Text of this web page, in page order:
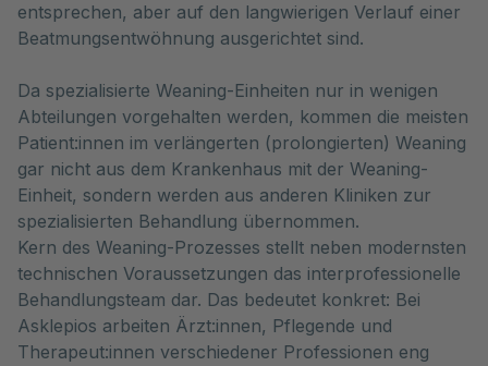
entsprechen, aber auf den langwierigen Verlauf einer
Beatmungsentwöhnung ausgerichtet sind.
Da spezialisierte Weaning-Einheiten nur in wenigen
Abteilungen vorgehalten werden, kommen die meisten
Patient:innen im verlängerten (prolongierten) Weaning
gar nicht aus dem Krankenhaus mit der Weaning-
Einheit, sondern werden aus anderen Kliniken zur
spezialisierten Behandlung übernommen.
Kern des Weaning-Prozesses stellt neben modernsten
technischen Voraussetzungen das interprofessionelle
Behandlungsteam dar. Das bedeutet konkret: Bei
Asklepios arbeiten Ärzt:innen, Pflegende und
Therapeut:innen verschiedener Professionen eng